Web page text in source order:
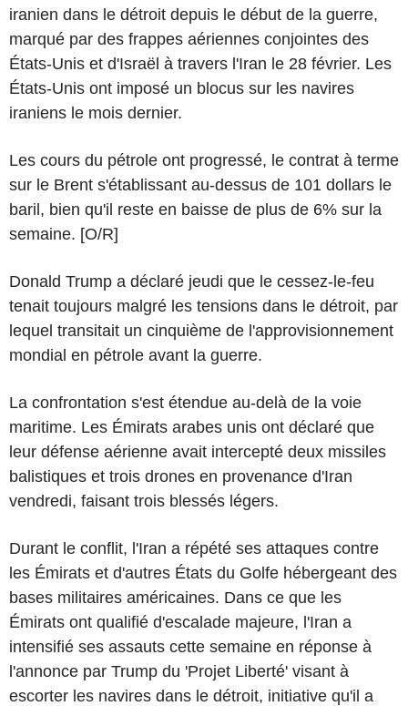
iranien dans le détroit depuis le début de la guerre,
marqué par des frappes aériennes conjointes des
États-Unis et d'Israël à travers l'Iran le 28 février. Les
États-Unis ont imposé un blocus sur les navires
iraniens le mois dernier.
Les cours du pétrole ont progressé, le contrat à terme
sur le Brent s'établissant au-dessus de 101 dollars le
baril, bien qu'il reste en baisse de plus de 6% sur la
semaine. [O/R]
Donald Trump a déclaré jeudi que le cessez-le-feu
tenait toujours malgré les tensions dans le détroit, par
lequel transitait un cinquième de l'approvisionnement
mondial en pétrole avant la guerre.
La confrontation s'est étendue au-delà de la voie
maritime. Les Émirats arabes unis ont déclaré que
leur défense aérienne avait intercepté deux missiles
balistiques et trois drones en provenance d'Iran
vendredi, faisant trois blessés légers.
Durant le conflit, l'Iran a répété ses attaques contre
les Émirats et d'autres États du Golfe hébergeant des
bases militaires américaines. Dans ce que les
Émirats ont qualifié d'escalade majeure, l'Iran a
intensifié ses assauts cette semaine en réponse à
l'annonce par Trump du 'Projet Liberté' visant à
escorter les navires dans le détroit, initiative qu'il a